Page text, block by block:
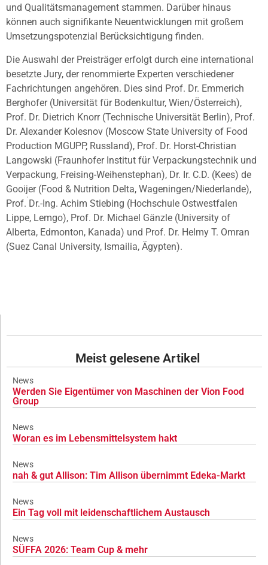
und Qualitätsmanagement stammen. Darüber hinaus
können auch signifikante Neuentwicklungen mit großem
Umsetzungspotenzial Berücksichtigung finden.
Die Auswahl der Preisträger erfolgt durch eine international
besetzte Jury, der renommierte Experten verschiedener
Fachrichtungen angehören. Dies sind Prof. Dr. Emmerich
Berghofer (Universität für Bodenkultur, Wien/Österreich),
Prof. Dr. Dietrich Knorr (Technische Universität Berlin), Prof.
Dr. Alexander Kolesnov (Moscow State University of Food
Production MGUPP, Russland), Prof. Dr. Horst-Christian
Langowski (Fraunhofer Institut für Verpackungstechnik und
Verpackung, Freising-Weihenstephan), Dr. Ir. C.D. (Kees) de
Gooijer (Food & Nutrition Delta, Wageningen/Niederlande),
Prof. Dr.-Ing. Achim Stiebing (Hochschule Ostwestfalen
Lippe, Lemgo), Prof. Dr. Michael Gänzle (University of
Alberta, Edmonton, Kanada) und Prof. Dr. Helmy T. Omran
(Suez Canal University, Ismailia, Ägypten).
Meist gelesene Artikel
News
Werden Sie Eigentümer von Maschinen der Vion Food
Group
News
Woran es im Lebensmittelsystem hakt
News
nah & gut Allison: Tim Allison übernimmt Edeka-Markt
News
Ein Tag voll mit leidenschaftlichem Austausch
News
SÜFFA 2026: Team Cup & mehr